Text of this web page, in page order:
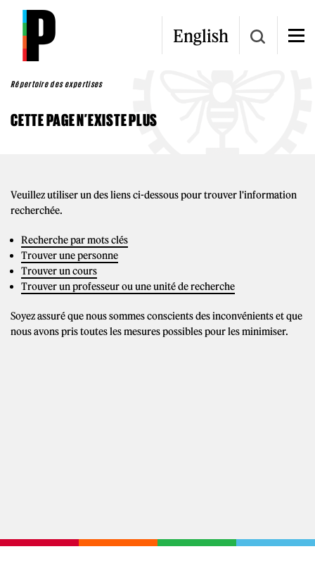
Aller au contenu principal
English
Répertoire des expertises
CETTE PAGE N’EXISTE PLUS
Veuillez utiliser un des liens ci-dessous pour trouver l'information
recherchée.
Recherche par mots clés
Trouver une personne
Trouver un cours
Trouver un professeur ou une unité de recherche
Soyez assuré que nous sommes conscients des inconvénients et que
nous avons pris toutes les mesures possibles pour les minimiser.